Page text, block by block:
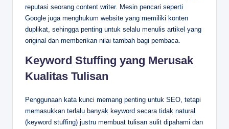
reputasi seorang content writer. Mesin pencari seperti
Google juga menghukum website yang memiliki konten
duplikat, sehingga penting untuk selalu menulis artikel yang
original dan memberikan nilai tambah bagi pembaca.
Keyword Stuffing yang Merusak
Kualitas Tulisan
Penggunaan kata kunci memang penting untuk SEO, tetapi
memasukkan terlalu banyak keyword secara tidak natural
(keyword stuffing) justru membuat tulisan sulit dipahami dan